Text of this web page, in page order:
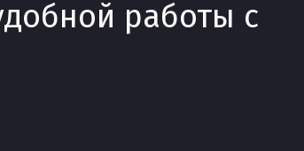
работы с